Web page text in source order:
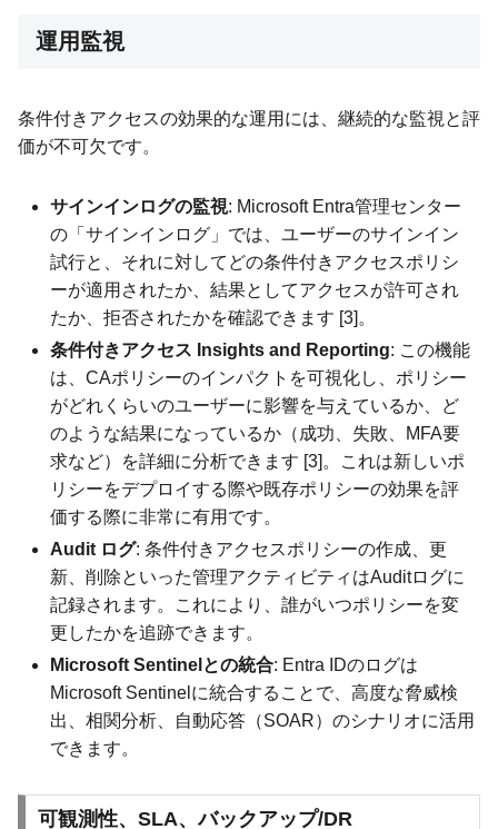
運用監視
条件付きアクセスの効果的な運用には、継続的な監視と評
価が不可欠です。
サインインログの監視: Microsoft Entra管理センター
の「サインインログ」では、ユーザーのサインイン
試行と、それに対してどの条件付きアクセスポリシ
ーが適用されたか、結果としてアクセスが許可され
たか、拒否されたかを確認できます [3]。
条件付きアクセス Insights and Reporting: この機能
は、CAポリシーのインパクトを可視化し、ポリシー
がどれくらいのユーザーに影響を与えているか、ど
のような結果になっているか（成功、失敗、MFA要
求など）を詳細に分析できます [3]。これは新しいポ
リシーをデプロイする際や既存ポリシーの効果を評
価する際に非常に有用です。
Audit ログ: 条件付きアクセスポリシーの作成、更
新、削除といった管理アクティビティはAuditログに
記録されます。これにより、誰がいつポリシーを変
更したかを追跡できます。
Microsoft Sentinelとの統合: Entra IDのログは
Microsoft Sentinelに統合することで、高度な脅威検
出、相関分析、自動応答（SOAR）のシナリオに活用
できます。
可観測性、SLA、バックアップ/DR